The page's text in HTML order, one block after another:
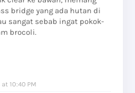
bridge yang ada hutan di
sangat sebab ingat pokok-
brocoli.
10:40 PM